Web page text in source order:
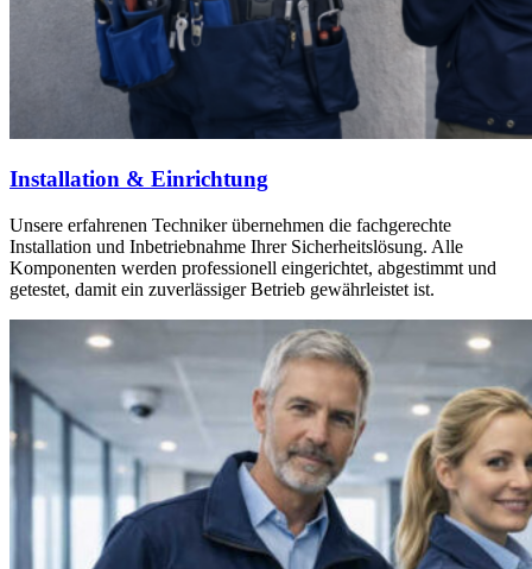
Installation & Einrichtung
Unsere erfahrenen Techniker übernehmen die fachgerechte
Installation und Inbetriebnahme Ihrer Sicherheitslösung. Alle
Komponenten werden professionell eingerichtet, abgestimmt und
getestet, damit ein zuverlässiger Betrieb gewährleistet ist.